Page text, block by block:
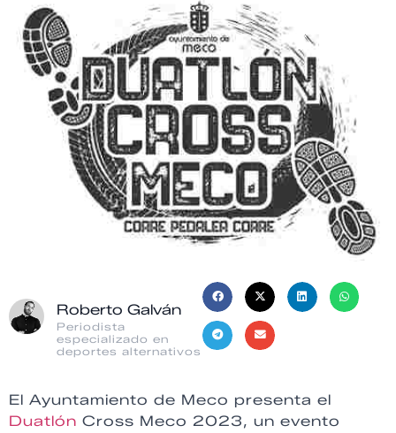
Roberto Galván
Periodista
especializado en
deportes alternativos
El Ayuntamiento de Meco presenta el
Duatlón Cross Meco 2023, un evento